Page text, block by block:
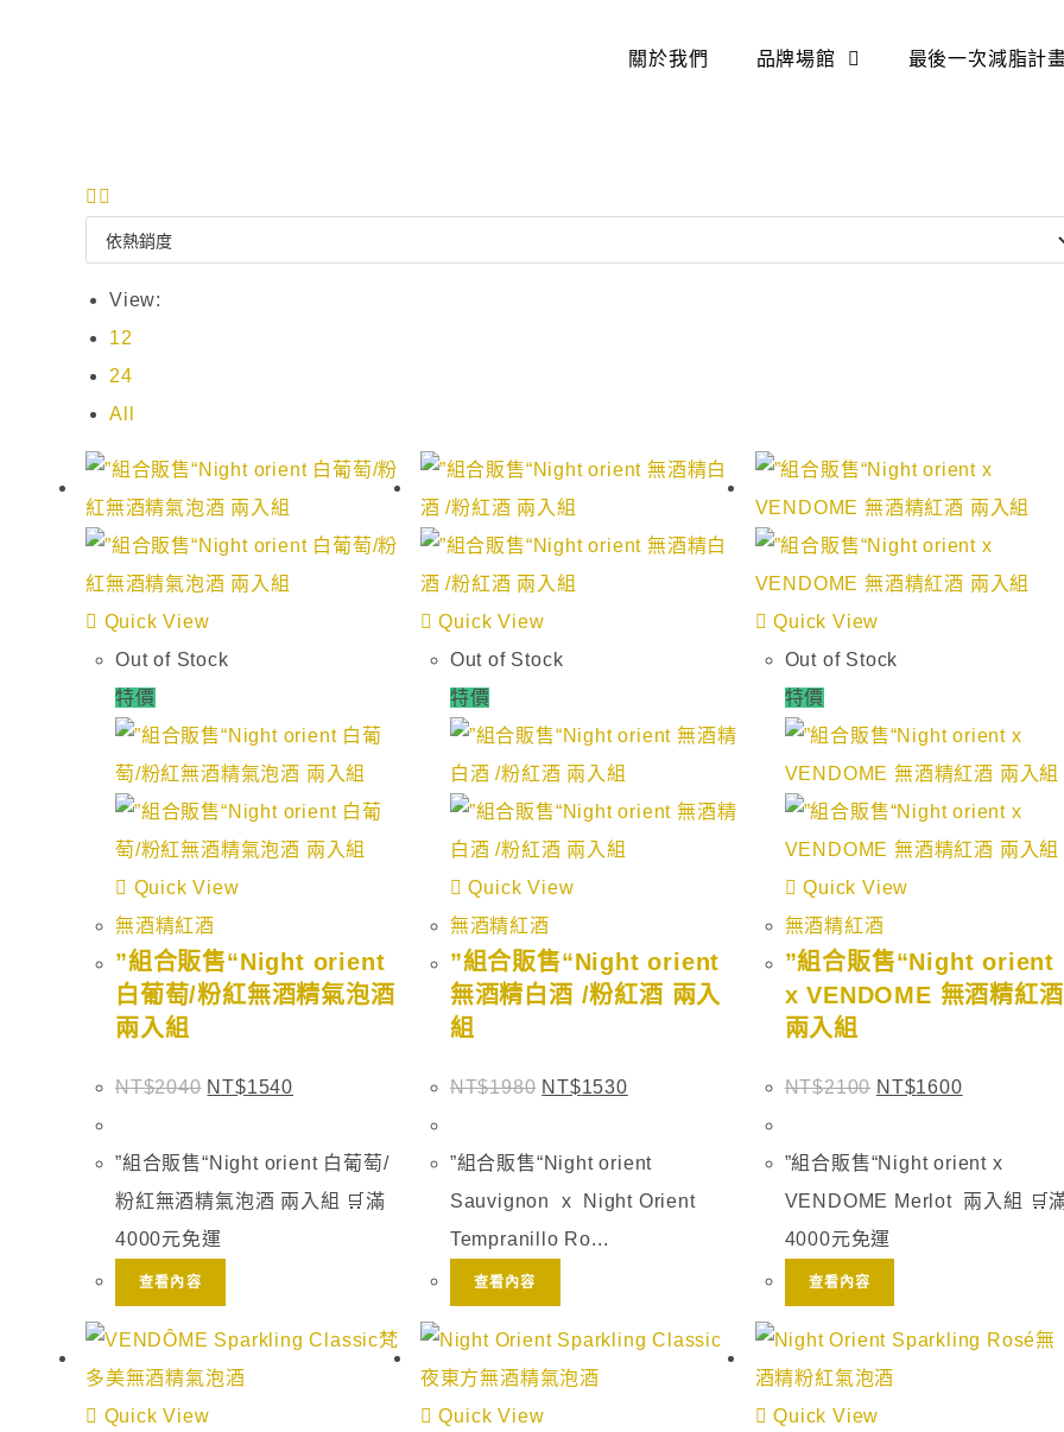
關於我們 品牌場館 最後一次減脂計
View:
12
24
All
Quick View
Out of Stock
特價
Quick View
無酒精紅酒
”組合販售“Night orient
白葡萄/粉紅無酒精氣泡酒
兩入組
NT$2040 NT$1540
”組合販售“Night orient 白葡萄/
粉紅無酒精氣泡酒 兩入組 🛒滿
4000元免運
查看內容
Quick View
Out of Stock
特價
Quick View
無酒精紅酒
”組合販售“Night orient
無酒精白酒 /粉紅酒 兩入
組
NT$1980 NT$1530
”組合販售“Night orient
Sauvignon x Night Orient
Tempranillo Ro...
查看內容
Quick View
Out of Stock
特價
Quick View
無酒精紅酒
”組合販售“Night orient
x VENDOME 無酒精紅酒
兩入組
NT$2100 NT$1600
”組合販售“Night orient x
VENDOME Merlot 兩入組 🛒
4000元免運
查看內容
Quick View
Quick View
Quick View